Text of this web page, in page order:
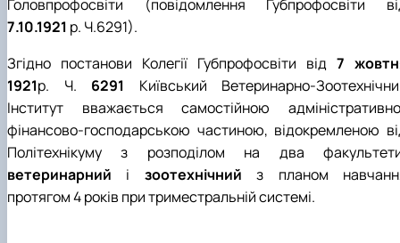
Головпрофосвіти (повідомлення Губпрофосвіти
7.10.1921 р. Ч.6291).
Згідно постанови Колегії Губпрофосвіти від 7
1921р. Ч. 6291 Київський Ветеринарно-
Інститут вважається самостійною
фінансово-господарською частиною, відокремленою
Політехнікуму з розподілом на два
ветеринарний і зоотехнічний з планом
протягом 4 років при триместральній системі.